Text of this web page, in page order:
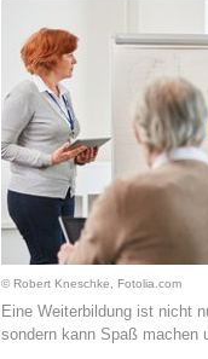
© Robert Kneschke, Fotolia.com
Eine Weiterbildung ist nicht
sondern kann Spaß machen